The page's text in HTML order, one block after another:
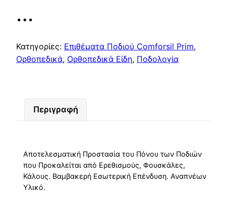
…
Κατηγορίες: Επιθέματα Ποδιού Comforsil Prim,
Ορθοπεδικά, Ορθοπεδικά Είδη, Ποδολογία
Περιγραφή
Αποτελεσματική Προστασία του Πόνου των Ποδιών
που Προκαλείται από Ερεθισμούς, Φουσκάλες,
Κάλους. Βαμβακερή Εσωτερική Επένδυση. Αναπνέων
Υλικό.